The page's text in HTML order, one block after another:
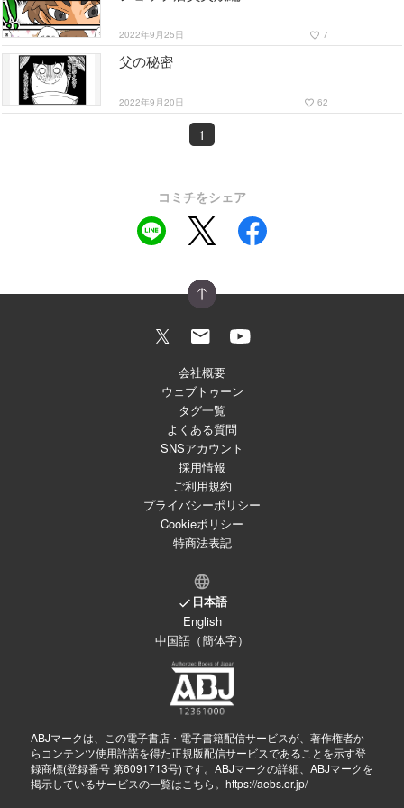
2022年9月25日 favorite_border 7
父の秘密
2022年9月20日 favorite_border 62
1
コミチをシェア
会社概要
ウェブトゥーン
タグ一覧
よくある質問
SNSアカウント
採用情報
ご利用規約
プライバシーポリシー
Cookieポリシー
特商法表記
日本語
English
中国語（簡体字）
ABJマークは、この電子書店・電子書籍配信サービスが、著作権者か
らコンテンツ使用許諾を得た正規版配信サービスであることを示す登
録商標(登録番号 第6091713号)です。ABJマークの詳細、ABJマークを
掲示しているサービスの一覧はこちら。 https://aebs.or.jp/